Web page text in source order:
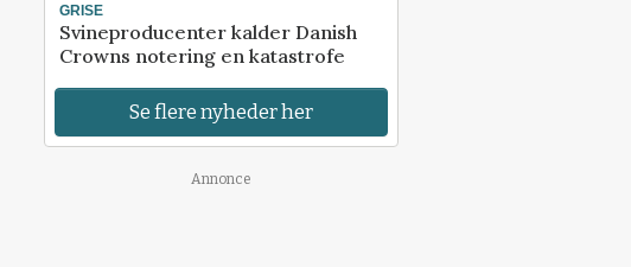
GRISE
Svineproducenter kalder Danish
Crowns notering en katastrofe
Se flere nyheder her
Annonce